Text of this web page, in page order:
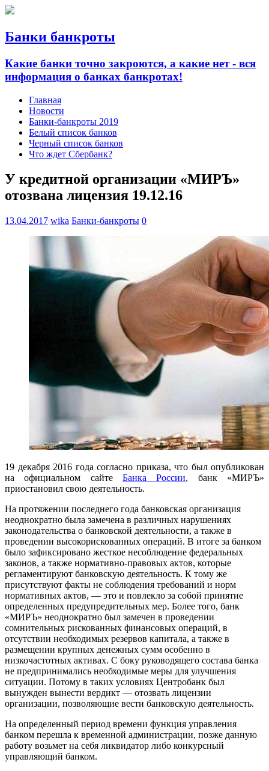
Банки банкроты
Какие банки точно закроются, а какие нет - вся
информация о банках банкротах!
Главная
Новости
Банки-банкроты 2019
Белый список банков
Черный список банков
Что ждет Сбербанк?
У кредитной организации «МИРЪ»
отозвана лицензия 19.12.16
13.04.2017 wika Банки-банкроты 0
19 декабря 2016 года согласно приказа, что был опубликован
на официальном сайте Банка России, банк «МИРЪ»
приостановил свою деятельность.
На протяжении последнего года банковская организация
неоднократно была замечена в различных нарушениях
законодательства о банковской деятельности, а также в
проведении высокорискованных операций. В итоге за банком
было зафиксировано жесткое несоблюдение федеральных
законов, а также нормативно-правовых актов, которые
регламентируют банковскую деятельность. К тому же
присутствуют факты не соблюдения требований и норм
нормативных актов, — это и повлекло за собой принятие
определенных предупредительных мер. Более того, банк
«МИРЪ» неоднократно был замечен в проведении
сомнительных рискованных финансовых операций, в
отсутствии необходимых резервов капитала, а также в
размещении крупных денежных сумм особенно в
низкочастотных активах. С боку руководящего состава банка
не предпринимались необходимые меры для улучшения
ситуации. Потому в таких условиях Центробанк был
вынужден вынести вердикт — отозвать лицензии
организации, позволяющие вести банковскую деятельность.
На определенный период времени функция управления
банком перешла к временной администрации, позже данную
работу возьмет на себя ликвидатор либо конкурсный
управляющий банком.